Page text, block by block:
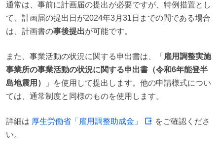
通常は、事前に計画届の提出が必要ですが、特例措置とし
て、計画届の提出日が2024年3月31日までの間である場合
は、計画書の事後提出が可能です。
また、事業活動の状況に関する申出書は、「 雇用調整実施
事業所の事業活動の状況に関する申出書（令和6年能登半
島地震用）
」を使用して提出します。他の申請様式につい
ては、通常制度と同様のものを使用します。
詳細は 厚生労働省「雇用調整助成金」
をご確認くださ
い。